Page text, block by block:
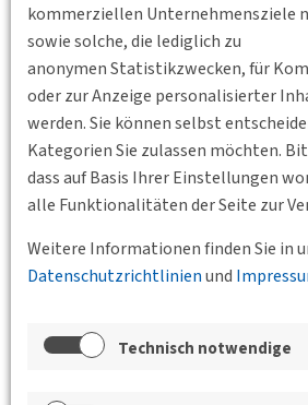
kommerziellen Unternehmensziele
sowie solche, die lediglich zu
anonymen Statistikzwecken, für
oder zur Anzeige personalisierter
werden. Sie können selbst
Kategorien Sie zulassen möchten.
dass auf Basis Ihrer Einstellungen
alle Funktionalitäten der Seite zur
Weitere Informationen finden Sie in
Datenschutzrichtlinienund
Technisch notwendige
Zu einem späteren Zeitpunkt erhalten
Informationen zu unserer
Thema "Ergebnisse des
Standort